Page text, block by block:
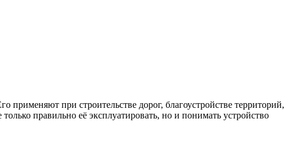
при строительстве дорог, благоустройстве территорий,
правильно её эксплуатировать, но и понимать устройство